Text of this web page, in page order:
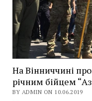
На Вінниччині
річним бійцем
BY ADMIN ON 10.06.2019